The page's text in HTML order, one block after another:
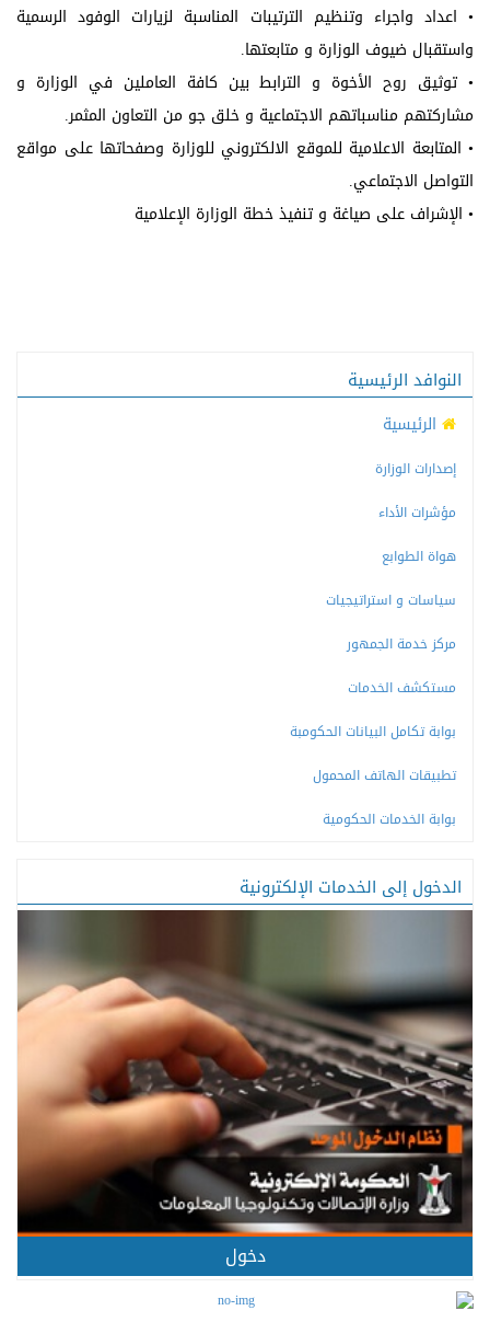
• اعداد واجراء وتنظيم الترتيبات المناسبة لزيارات الوفود الرسمية
واستقبال ضيوف الوزارة و متابعتها.
• توثيق روح الأخوة و الترابط بين كافة العاملين في الوزارة و
مشاركتهم مناسباتهم الاجتماعية و خلق جو من التعاون المثمر.
• المتابعة الاعلامية للموقع الالكتروني للوزارة وصفحاتها على مواقع
التواصل الاجتماعي.
• الإشراف على صياغة و تنفيذ خطة الوزارة الإعلامية
النوافد الرئيسية
الرئيسية
إصدارات الوزارة
مؤشرات الأداء
هواة الطوابع
سياسات و استراتيجيات
مركز خدمة الجمهور
مستكشف الخدمات
بوابة تكامل البيانات الحكومبة
تطبيقات الهاتف المحمول
بوابة الخدمات الحكومية
الدخول إلى الخدمات الإلكترونية
دخول